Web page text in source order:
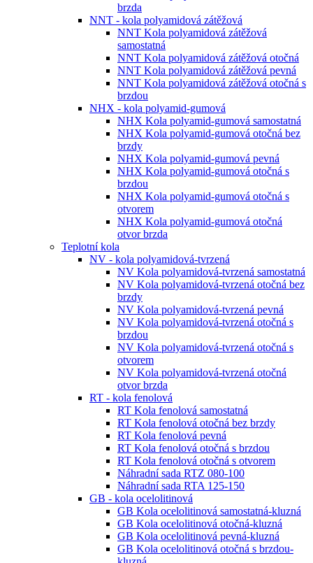
brzda
NNT - kola polyamidová zátěžová
NNT Kola polyamidová zátěžová
samostatná
NNT Kola polyamidová zátěžová otočná
NNT Kola polyamidová zátěžová pevná
NNT Kola polyamidová zátěžová otočná s
brzdou
NHX - kola polyamid-gumová
NHX Kola polyamid-gumová samostatná
NHX Kola polyamid-gumová otočná bez
brzdy
NHX Kola polyamid-gumová pevná
NHX Kola polyamid-gumová otočná s
brzdou
NHX Kola polyamid-gumová otočná s
otvorem
NHX Kola polyamid-gumová otočná
otvor brzda
Teplotní kola
NV - kola polyamidová-tvrzená
NV Kola polyamidová-tvrzená samostatná
NV Kola polyamidová-tvrzená otočná bez
brzdy
NV Kola polyamidová-tvrzená pevná
NV Kola polyamidová-tvrzená otočná s
brzdou
NV Kola polyamidová-tvrzená otočná s
otvorem
NV Kola polyamidová-tvrzená otočná
otvor brzda
RT - kola fenolová
RT Kola fenolová samostatná
RT Kola fenolová otočná bez brzdy
RT Kola fenolová pevná
RT Kola fenolová otočná s brzdou
RT Kola fenolová otočná s otvorem
Náhradní sada RTZ 080-100
Náhradní sada RTA 125-150
GB - kola ocelolitinová
GB Kola ocelolitinová samostatná-kluzná
GB Kola ocelolitinová otočná-kluzná
GB Kola ocelolitinová pevná-kluzná
GB Kola ocelolitinová otočná s brzdou-